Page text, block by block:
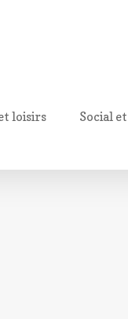
loisirs Social